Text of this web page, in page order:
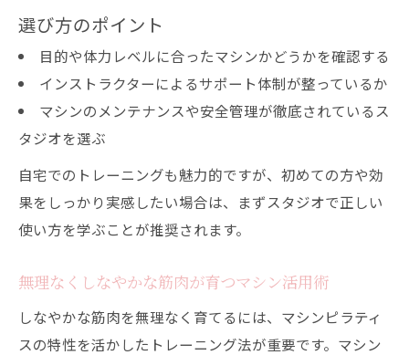
選び方のポイント
目的や体力レベルに合ったマシンかどうかを確認する
インストラクターによるサポート体制が整っているか
マシンのメンテナンスや安全管理が徹底されているス
タジオを選ぶ
自宅でのトレーニングも魅力的ですが、初めての方や効
果をしっかり実感したい場合は、まずスタジオで正しい
使い方を学ぶことが推奨されます。
無理なくしなやかな筋肉が育つマシン活用術
しなやかな筋肉を無理なく育てるには、マシンピラティ
スの特性を活かしたトレーニング法が重要です。マシン